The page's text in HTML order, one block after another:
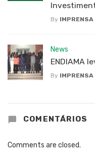
By IMPRENSA
News
ENDIAMA
By IMPRENSA
COMENTÁRIOS
Comments are closed.